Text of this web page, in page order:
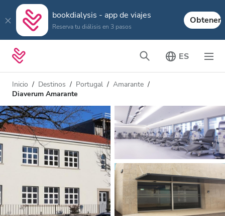
bookdialysis - app de viajes
Reserva tu diálisis en 3 pasos
Obtener
ES
Inicio Destinos Portugal
Amarante
Diaverum Amarante